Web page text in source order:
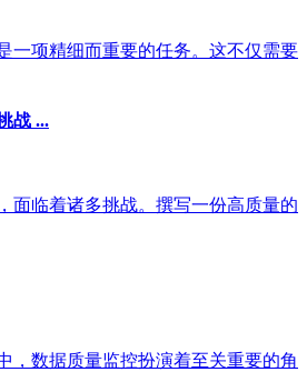
一项精细而重要的任务。这不仅需要
战 ...
面临着诸多挑战。撰写一份高质量的
，数据质量监控扮演着至关重要的角